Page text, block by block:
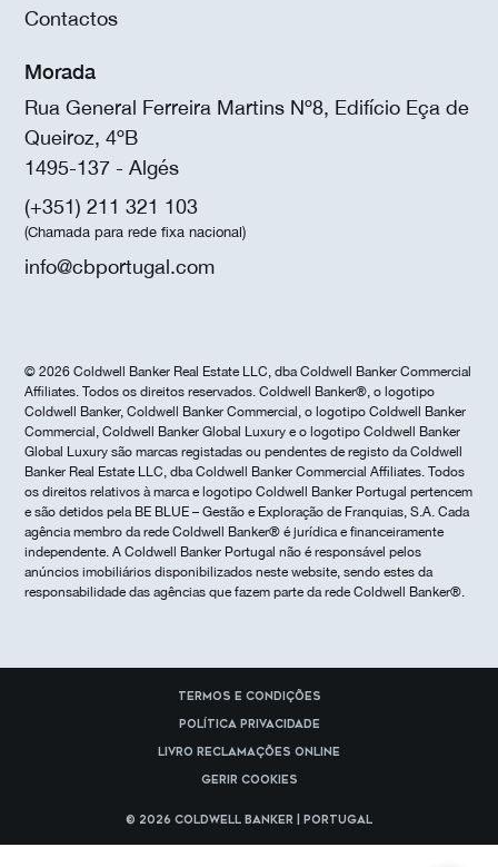
Contactos
Morada
Rua General Ferreira Martins Nº8, Edifício Eça de
Queiroz, 4ºB
1495-137 - Algés
(+351) 211 321 103
(Chamada para rede fixa nacional)
info@cbportugal.com
© 2026 Coldwell Banker Real Estate LLC, dba Coldwell Banker Commercial
Affiliates. Todos os direitos reservados. Coldwell Banker®, o logotipo
Coldwell Banker, Coldwell Banker Commercial, o logotipo Coldwell Banker
Commercial, Coldwell Banker Global Luxury e o logotipo Coldwell Banker
Global Luxury são marcas registadas ou pendentes de registo da Coldwell
Banker Real Estate LLC, dba Coldwell Banker Commercial Affiliates. Todos
os direitos relativos à marca e logotipo Coldwell Banker Portugal pertencem
e são detidos pela BE BLUE – Gestão e Exploração de Franquias, S.A. Cada
agência membro da rede Coldwell Banker® é jurídica e financeiramente
independente. A Coldwell Banker Portugal não é responsável pelos
anúncios imobiliários disponibilizados neste website, sendo estes da
responsabilidade das agências que fazem parte da rede Coldwell Banker®.
Termos e Condições
Política Privacidade
Livro reclamações online
Gerir cookies
© 2026 Coldwell Banker | Portugal